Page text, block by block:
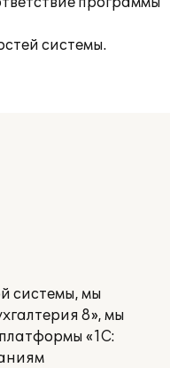
системы.
системы, мы
8», мы
«1С: